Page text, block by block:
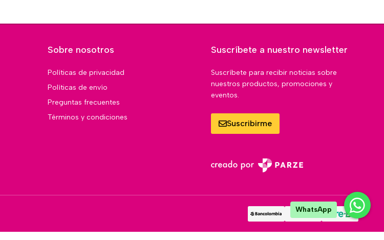
Sobre nosotros
Políticas de privacidad
Políticas de envío
Preguntas frecuentes
Términos y condiciones
Suscríbete a nuestro newsletter
Suscríbete para recibir noticias sobre
nuestros productos, promociones y
eventos.
Suscribirme
WhatsApp